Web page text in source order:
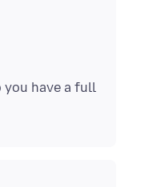
have a full